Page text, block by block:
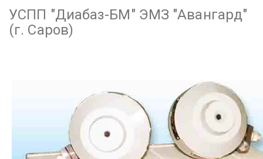
УСПП "Диабаз-БМ" ЭМЗ "Авангард"
(г. Саров)